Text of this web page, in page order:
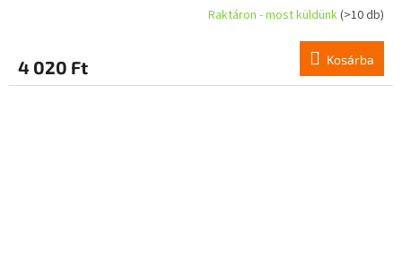
Raktáron - most küldünk(>10 db)
4 020 Ft Kosárba